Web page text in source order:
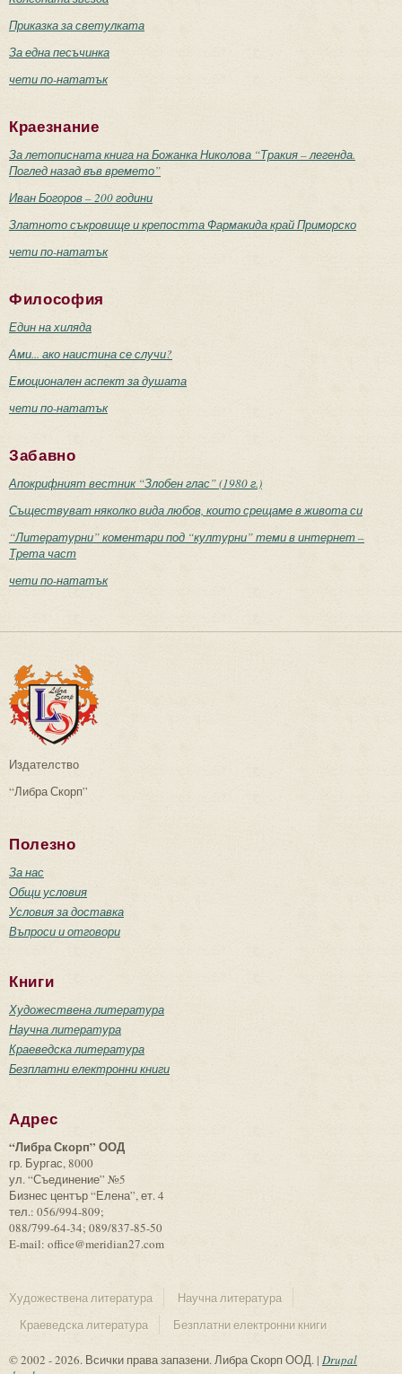
Приказка за светулката
За една песъчинка
чети по-нататък
Краезнание
За летописната книга на Божанка Николова “Тракия – легенда.
Поглед назад във времето”
Иван Богоров – 200 години
Златното съкровище и крепостта Фармакида край Приморско
чети по-нататък
Философия
Един на хиляда
Ами... ако наистина се случи?
Емоционален аспект за душата
чети по-нататък
Забавно
Апокрифният вестник “Злобен глас” (1980 г.)
Съществуват няколко вида любов, които срещаме в живота си
“Литературни” коментари под “културни” теми в интернет –
Трета част
чети по-нататък
Издателство
“Либра Скорп”
Полезно
За нас
Общи условия
Условия за доставка
Въпроси и отговори
Книги
Художествена литература
Научна литература
Краеведска литература
Безплатни електронни книги
Адрес
“Либра Скорп” ООД
гр. Бургас, 8000
ул. “Съединение” №5
Бизнес център “Елена”, ет. 4
тел.: 056/994-809;
088/799-64-34; 089/837-85-50
E-mail: office@meridian27.com
Художествена литература
Научна литература
Краеведска литература
Безплатни електронни книги
© 2002 - 2026. Всички права запазени. Либра Скорп ООД. | Drupal